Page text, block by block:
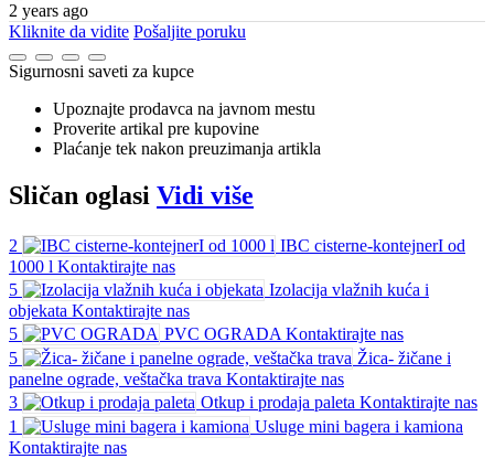
2 years ago
Kliknite da vidite Pošaljite poruku
Sigurnosni saveti za kupce
Upoznajte prodavca na javnom mestu
Proverite artikal pre kupovine
Plaćanje tek nakon preuzimanja artikla
Sličan oglasi Vidi više
2
IBC cisterne-kontejnerI od
1000 l Kontaktirajte nas
5
Izolacija vlažnih kuća i
objekata Kontaktirajte nas
5
PVC OGRADA Kontaktirajte nas
5
Žica- žičane i
panelne ograde, veštačka trava Kontaktirajte nas
3
Otkup i prodaja paleta Kontaktirajte nas
1
Usluge mini bagera i kamiona
Kontaktirajte nas